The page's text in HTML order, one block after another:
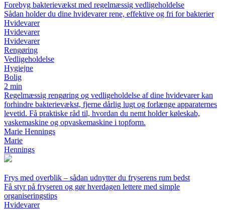
Forebyg bakterievækst med regelmæssig vedligeholdelse
Sådan holder du dine hvidevarer rene, effektive og fri for bakterier
Hvidevarer
Hvidevarer
Hvidevarer
Rengøring
Vedligeholdelse
Hygiejne
Bolig
2 min
Regelmæssig rengøring og vedligeholdelse af dine hvidevarer kan
forhindre bakterievækst, fjerne dårlig lugt og forlænge apparaternes
levetid. Få praktiske råd til, hvordan du nemt holder køleskab,
vaskemaskine og opvaskemaskine i topform.
Marie Hennings
Marie
Hennings
Frys med overblik – sådan udnytter du fryserens rum bedst
Få styr på fryseren og gør hverdagen lettere med simple
organiseringstips
Hvidevarer